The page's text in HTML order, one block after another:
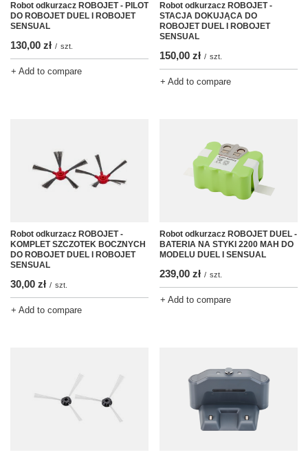
Robot odkurzacz ROBOJET - PILOT
DO ROBOJET DUEL I ROBOJET
SENSUAL
130,00 zł / szt.
+ Add to compare
Robot odkurzacz ROBOJET -
STACJA DOKUJĄCA DO
ROBOJET DUEL I ROBOJET
SENSUAL
150,00 zł / szt.
+ Add to compare
Robot odkurzacz ROBOJET -
KOMPLET SZCZOTEK BOCZNYCH
DO ROBOJET DUEL I ROBOJET
SENSUAL
30,00 zł / szt.
+ Add to compare
Robot odkurzacz ROBOJET DUEL -
BATERIA NA STYKI 2200 MAH DO
MODELU DUEL I SENSUAL
239,00 zł / szt.
+ Add to compare